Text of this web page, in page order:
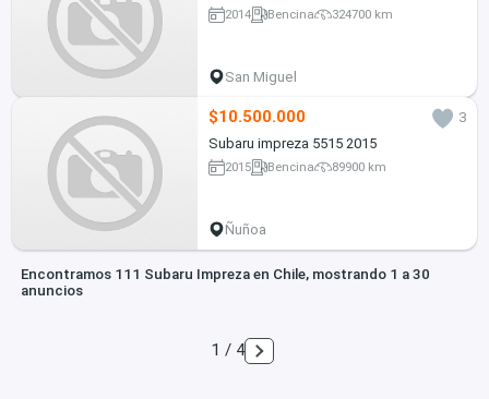
2014 Bencina 324700 km
San Miguel
$10.500.000
3
Subaru impreza 5515 2015
2015 Bencina 89900 km
Ñuñoa
Encontramos 111 Subaru Impreza en Chile, mostrando 1 a 30
anuncios
1 / 4